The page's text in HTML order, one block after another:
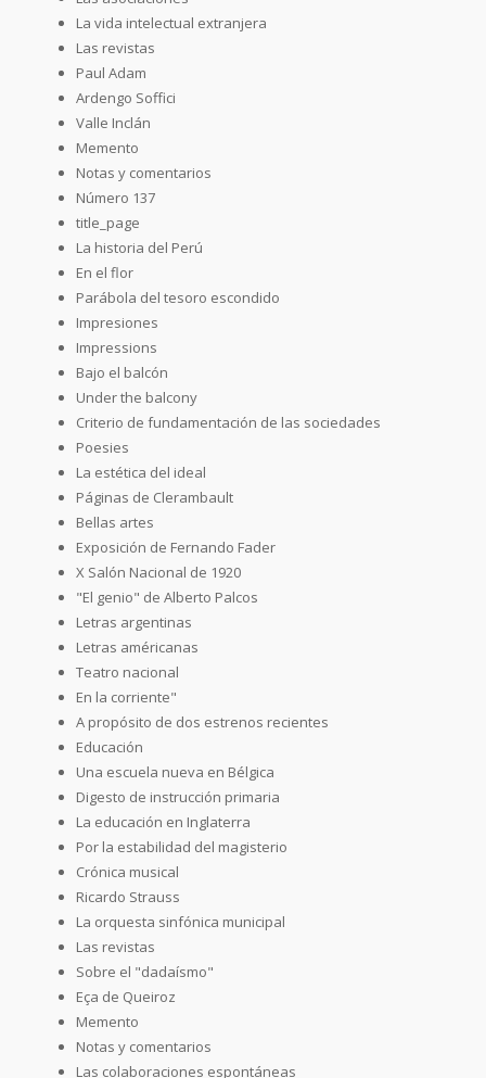
La vida intelectual extranjera
Las revistas
Paul Adam
Ardengo Soffici
Valle Inclán
Memento
Notas y comentarios
Número 137
title_page
La historia del Perú
En el flor
Parábola del tesoro escondido
Impresiones
Impressions
Bajo el balcón
Under the balcony
Criterio de fundamentación de las sociedades
Poesies
La estética del ideal
Páginas de Clerambault
Bellas artes
Exposición de Fernando Fader
X Salón Nacional de 1920
"El genio" de Alberto Palcos
Letras argentinas
Letras américanas
Teatro nacional
En la corriente"
A propósito de dos estrenos recientes
Educación
Una escuela nueva en Bélgica
Digesto de instrucción primaria
La educación en Inglaterra
Por la estabilidad del magisterio
Crónica musical
Ricardo Strauss
La orquesta sinfónica municipal
Las revistas
Sobre el "dadaísmo"
Eça de Queiroz
Memento
Notas y comentarios
Las colaboraciones espontáneas